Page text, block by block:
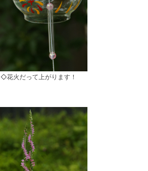
◇花火だって上がります！